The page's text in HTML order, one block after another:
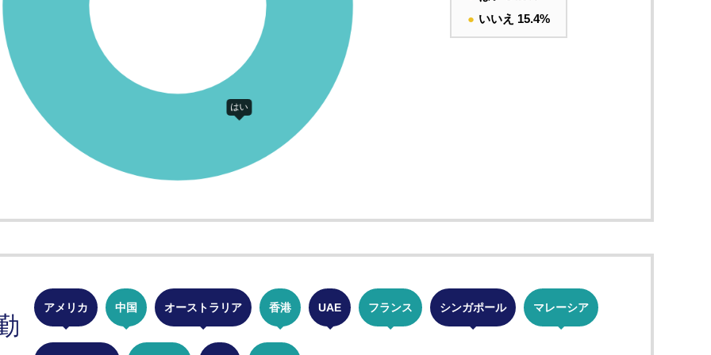
● いいえ 15.4%
アメリカ 中国 オーストラリア 香港 UAE フランス シンガポール マレーシア